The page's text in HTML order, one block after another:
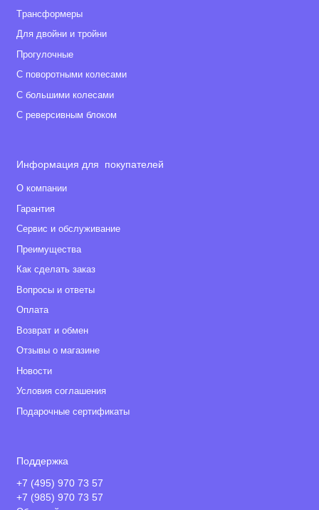
Tрансформеры
Для двойни и тройни
Прогулочные
С поворотными колесами
С большими колесами
С реверсивным блоком
Информация для покупателей
О компании
Гарантия
Сервис и обслуживание
Преимущества
Как сделать заказ
Вопросы и ответы
Оплата
Возврат и обмен
Отзывы о магазине
Новости
Условия соглашения
Подарочные сертификаты
Поддержка
+7 (495) 970 73 57
+7 (985) 970 73 57